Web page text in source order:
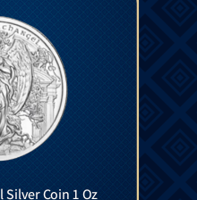
Coin 1 Oz